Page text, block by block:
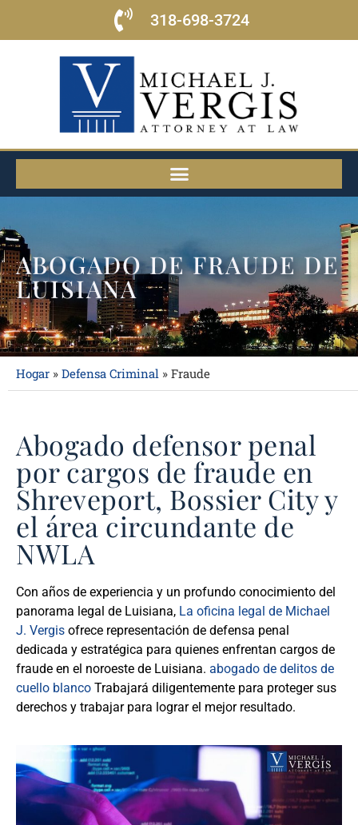
318-698-3724
ABOGADO DE FRAUDE DE
LUISIANA
Hogar » Defensa Criminal » Fraude
Abogado defensor penal
por cargos de fraude en
Shreveport, Bossier City y
el área circundante de
NWLA
Con años de experiencia y un profundo conocimiento del
panorama legal de Luisiana, La oficina legal de Michael
J. Vergis ofrece representación de defensa penal
dedicada y estratégica para quienes enfrentan cargos de
fraude en el noroeste de Luisiana. abogado de delitos de
cuello blanco Trabajará diligentemente para proteger sus
derechos y trabajar para lograr el mejor resultado.